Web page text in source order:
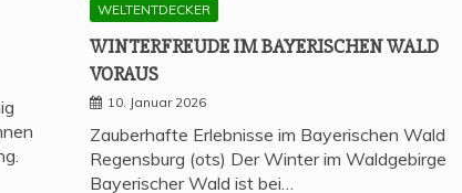
WELTENTDECKER
WIN­TER­FREU­DE IM BAYE­RI­SCHEN WALD
VORAUS
10. Januar 2026
Zauberhafte Erlebnisse im Bayerischen Wald
Regensburg (ots) Der Winter im Waldgebirge
Bayerischer Wald ist bei…